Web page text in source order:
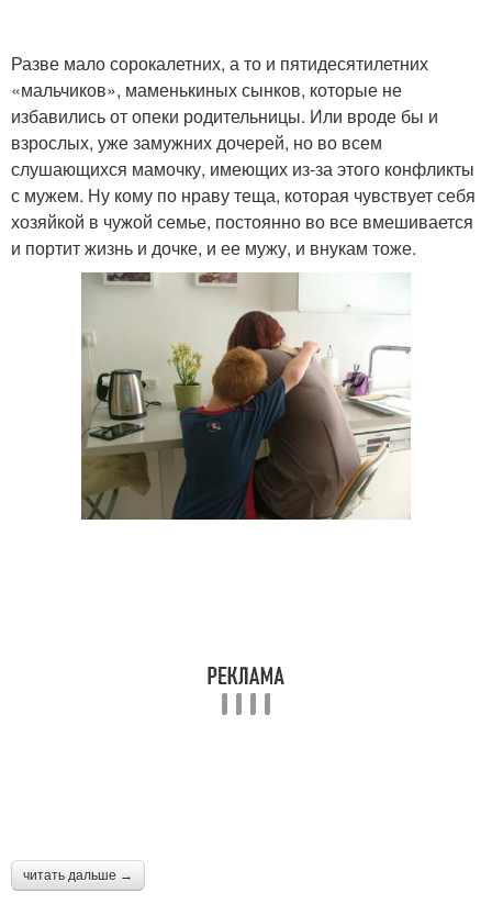
Разве мало сорокалетних, а то и пятидесятилетних
«мальчиков», маменькиных сынков, которые не
избавились от опеки родительницы. Или вроде бы и
взрослых, уже замужних дочерей, но во всем
слушающихся мамочку, имеющих из-за этого конфликты
с мужем. Ну кому по нраву теща, которая чувствует себя
хозяйкой в чужой семье, постоянно во все вмешивается
и портит жизнь и дочке, и ее мужу, и внукам тоже.
читать дальше →